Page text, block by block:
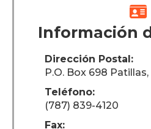

Información
Dirección Postal:
P.O. Box 698 Patillas,
Teléfono:
(787) 839-4120
Fax: